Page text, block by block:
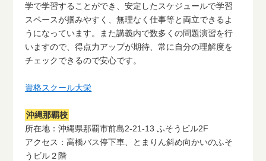
学で学習することができ、安定したスケジュールで学習
スペースが掴みやすく、無理なく仕事等と両立できるよ
うになっています。また講義内で数多くの問題演習を行
いますので、得点力アップが期待、常に自分の理解度を
チェックできるので安心です。
資格スクール大栄
沖縄那覇校
所在地：沖縄県那覇市前島2-21-13 ふそうビル2F
アクセス：高橋バス停下車、とまりん斜め向かいのふそ
うビル２階